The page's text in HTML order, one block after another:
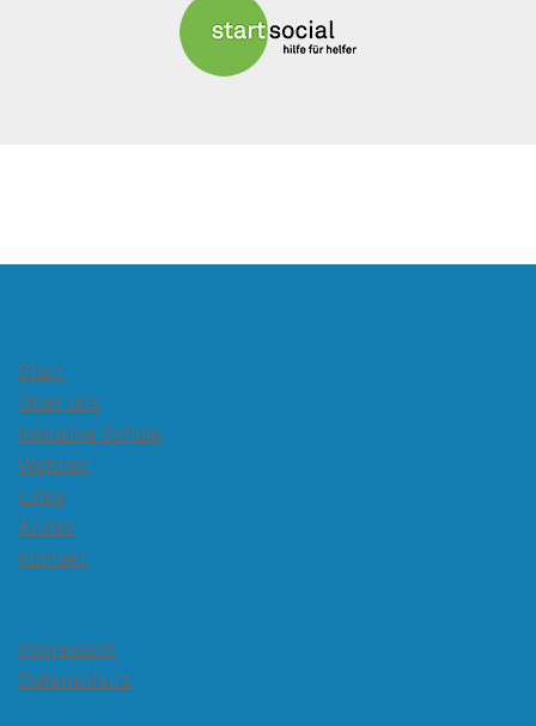
Start
Über uns
Inklusive Schule
Wohnen
Links
Archiv
Kontakt
Impressum
Datenschutz